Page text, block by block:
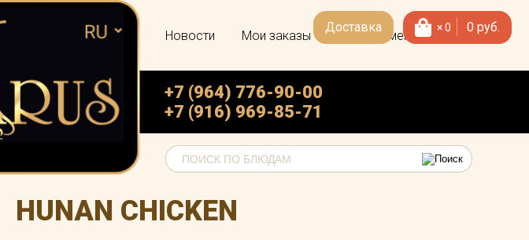
Доставка ×0 0 руб.
Новости Мои заказы Скачать меню
+7 (964) 776-90-00
+7 (916) 969-85-71
HUNAN CHICKEN